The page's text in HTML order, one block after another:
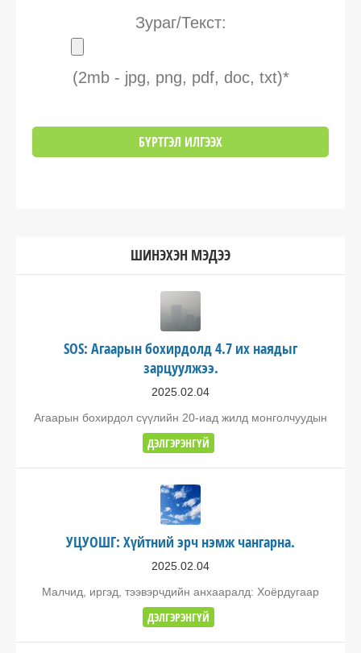
Зураг/Текст:
(2mb - jpg, png, pdf, doc, txt)*
ШИНЭХЭН МЭДЭЭ
SOS: Агаарын бохирдолд 4.7 их наядыг
зарцуулжээ.
2025.02.04
Агаарын бохирдол сүүлийн 20-иад жилд монголчуудын
ДЭЛГЭРЭНГҮЙ
УЦУОШГ: Хүйтний эрч нэмж чангарна.
2025.02.04
Малчид, иргэд, тээвэрчдийн анхааралд: Хоёрдугаар
ДЭЛГЭРЭНГҮЙ